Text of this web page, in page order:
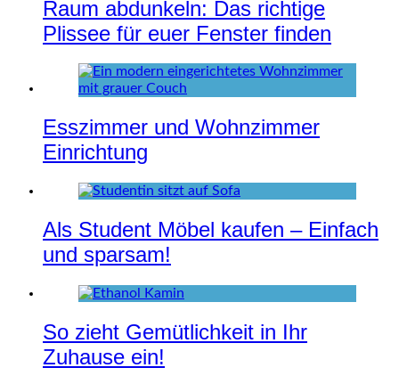
Raum abdunkeln: Das richtige
Plissee für euer Fenster finden
Esszimmer und Wohnzimmer
Einrichtung
Als Student Möbel kaufen – Einfach
und sparsam!
So zieht Gemütlichkeit in Ihr
Zuhause ein!